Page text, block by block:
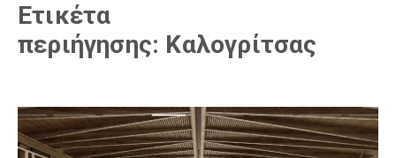
Ετικέτα
περιήγησης: Καλογρίτσας